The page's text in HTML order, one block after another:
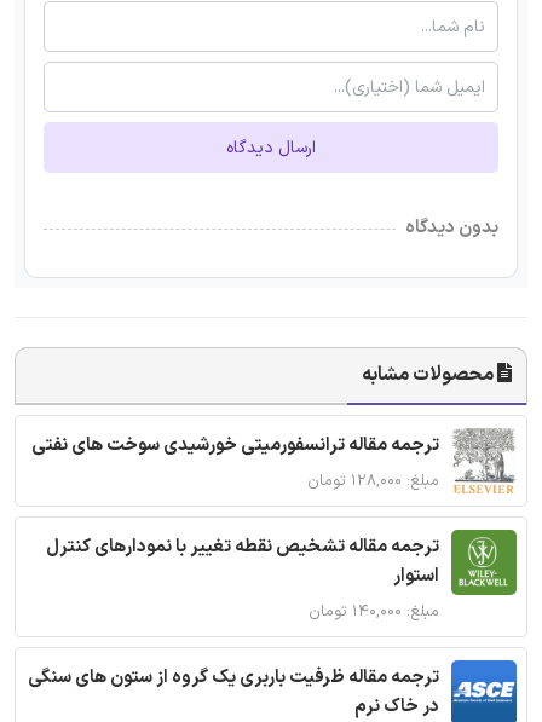
ارسال دیدگاه
بدون دیدگاه
محصولات مشابه
ترجمه مقاله ترانسفورمیتی خورشیدی سوخت های نفتی
مبلغ: ۱۲۸,۰۰۰ تومان
ترجمه مقاله تشخیص نقطه تغییر با نمودارهای کنترل
استوار
مبلغ: ۱۴۰,۰۰۰ تومان
ترجمه مقاله ظرفیت باربری یک گروه از ستون های سنگی
در خاک نرم